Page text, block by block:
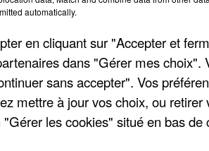
dernier. Il s'agit d'un épicier qui
de blessés, intoxiqués par la
dans un gymnase. Pas
L'origine du sinistre reste
automatically.
en cliquant sur "Accepter et
dans "Gérer mes choix".
sans accepter". Vos
mettre à jour vos choix, ou
les cookies" situé en bas de